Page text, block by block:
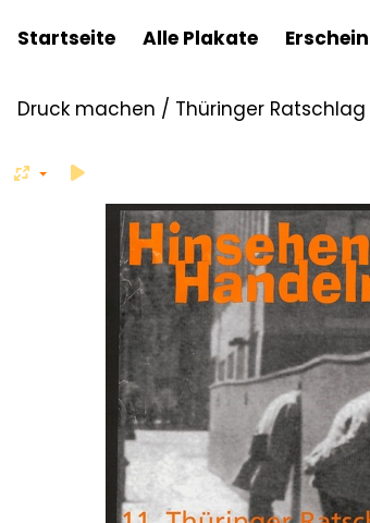
Startseite Alle Plakate
Druck machen / Thüringer